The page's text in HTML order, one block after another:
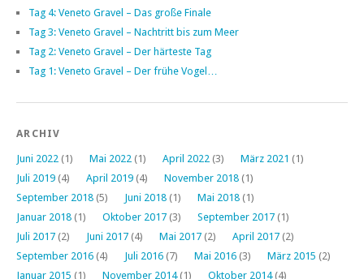
Tag 4: Veneto Gravel – Das große Finale
Tag 3: Veneto Gravel – Nachtritt bis zum Meer
Tag 2: Veneto Gravel – Der härteste Tag
Tag 1: Veneto Gravel – Der frühe Vogel…
ARCHIV
Juni 2022 (1) Mai 2022 (1) April 2022 (3) März 2021 (1)
Juli 2019 (4) April 2019 (4) November 2018 (1)
September 2018 (5) Juni 2018 (1) Mai 2018 (1)
Januar 2018 (1) Oktober 2017 (3) September 2017 (1)
Juli 2017 (2) Juni 2017 (4) Mai 2017 (2) April 2017 (2)
September 2016 (4) Juli 2016 (7) Mai 2016 (3) März 2015 (2)
Januar 2015 (1) November 2014(1) Oktober 2014(4)